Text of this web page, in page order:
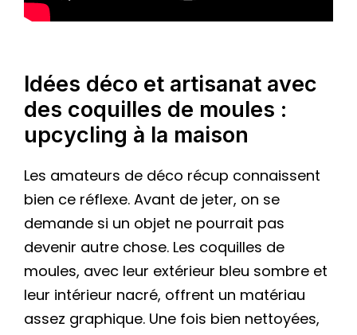
Idées déco et artisanat avec
des coquilles de moules :
upcycling à la maison
Les amateurs de déco récup connaissent
bien ce réflexe. Avant de jeter, on se
demande si un objet ne pourrait pas
devenir autre chose. Les coquilles de
moules, avec leur extérieur bleu sombre et
leur intérieur nacré, offrent un matériau
assez graphique. Une fois bien nettoyées,